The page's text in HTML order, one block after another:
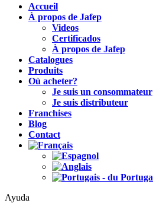
Accueil
À propos de Jafep
Videos
Certificados
À propos de Jafep
Catalogues
Produits
Où acheter?
Je suis un consommateur
Je suis distributeur
Franchises
Blog
Contact
Ayuda